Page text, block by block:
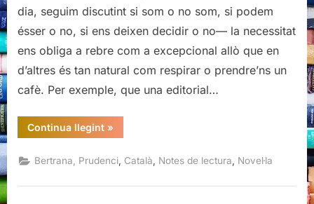
Bertrana
dia, seguim discutint si som o no som, si podem
ésser o no, si ens deixen decidir o no— la necessitat
ens obliga a rebre com a excepcional allò que en
d’altres és tan natural com respirar o prendre’ns un
cafè. Per exemple, que una editorial…
Continua llegint“Violeta,
Prudenci
»
Bertrana, Prudenci Català Notes de lectura Novel·la